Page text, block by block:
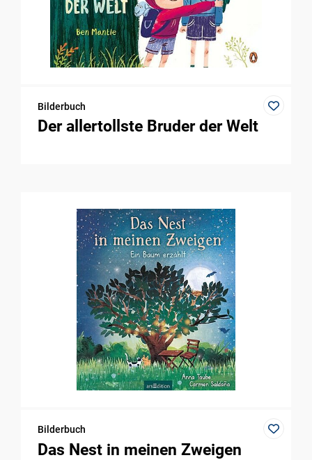
Bilderbuch
Der allertollste Bruder der Welt
Bilderbuch
Das Nest in meinen Zweigen